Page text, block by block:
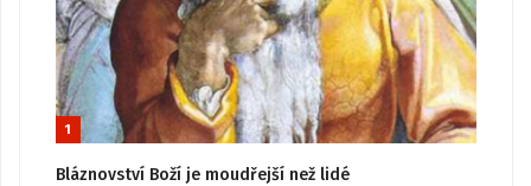
1
Bláznovství Boží je moudřejší než lidé